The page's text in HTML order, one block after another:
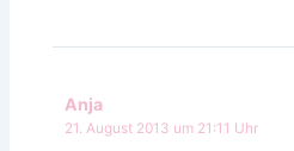
Anja
21. August 2013 um 21:11 Uhr